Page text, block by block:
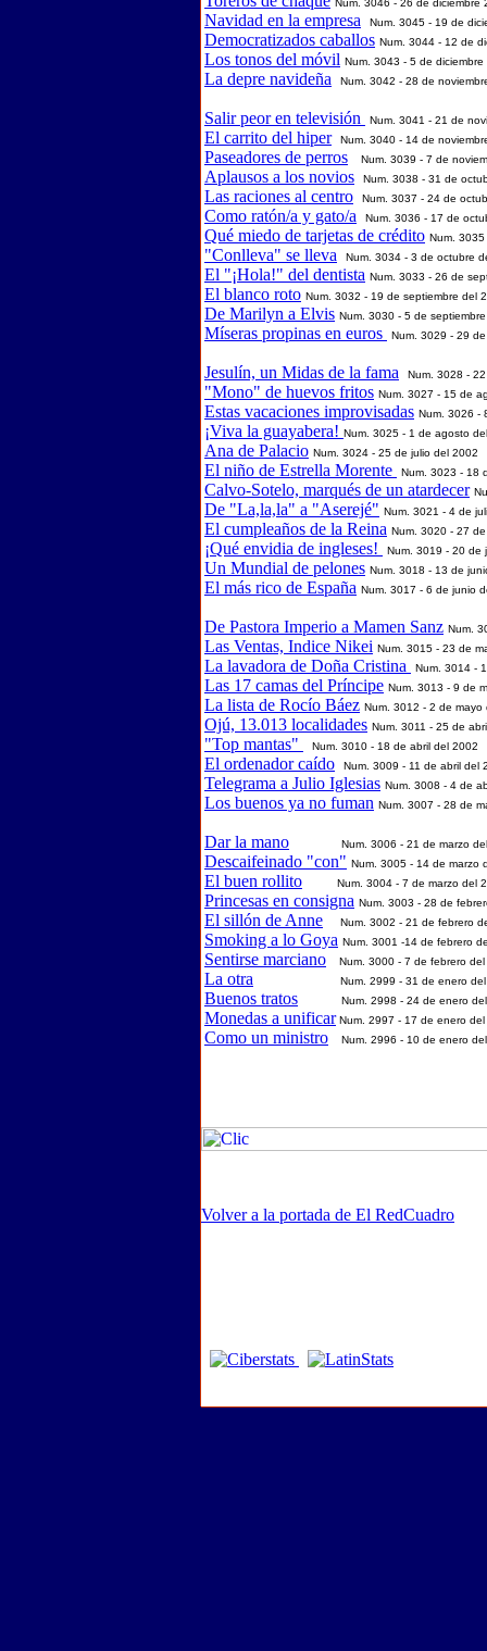
Num. 3046 - 26 de diciembre
Navidad en la empresa Num. 3045 - 19 de
Democratizados caballos Num. 3044 - 12 de
Los tonos del móvil Num. 3043 - 5 de diciembre
La depre navideña Num. 3042 - 28 de
Salir peor en televisión Num. 3041 - 21 de
El carrito del hiper Num. 3040 - 14 de
Paseadores de perros Num. 3039 - 7 de
Aplausos a los novios Num. 3038 - 31 de
Las raciones al centro Num. 3037 - 24 de
Como ratón/a y gato/a Num. 3036 - 17 de
Qué miedo de tarjetas de crédito Num.
"Conlleva" se lleva Num. 3034 - 3 de octubre
El "¡Hola!" del dentista Num. 3033 - 26 de
El blanco roto Num. 3032 - 19 de septiembre del
De Marilyn a Elvis Num. 3030 - 5 de
Míseras propinas en euros Num. 3029 - 29
Jesulín, un Midas de la fama Num. 3028 -
"Mono" de huevos fritos Num. 3027 - 15 de
Estas vacaciones improvisadas Num. 3026 -
¡Viva la guayabera! Num. 3025 - 1 de agosto
Ana de Palacio Num. 3024 - 25 de julio del 2002
El niño de Estrella Morente Num. 3023 - 18
Calvo-Sotelo, marqués de un atardecer
De "La,la,la" a "Aserejé" Num. 3021 - 4 de
El cumpleaños de la Reina Num. 3020 - 27
¡Qué envidia de ingleses! Num. 3019 - 20 de
Un Mundial de pelones Num. 3018 - 13 de
El más rico de España Num. 3017 - 6 de junio
De Pastora Imperio a Mamen Sanz Num.
Las Ventas, Indice Nikei Num. 3015 - 23 de
La lavadora de Doña Cristina Num. 3014 -
Las 17 camas del Príncipe Num. 3013 - 9 de
La lista de Rocío Báez Num. 3012 - 2 de mayo
Ojú, 13.013 localidades Num. 3011 - 25 de
"Top mantas" Num. 3010 - 18 de abril del 2002
El ordenador caído Num. 3009 - 11 de abril del
Telegrama a Julio Iglesias Num. 3008 - 4 de
Los buenos ya no fuman Num. 3007 - 28 de
Dar la mano Num. 3006 - 21 de marzo
Descaifeinado "con" Num. 3005 - 14 de marzo
El buen rollito Num. 3004 - 7 de marzo del
Princesas en consigna Num. 3003 - 28 de
El sillón de Anne Num. 3002 - 21 de febrero
Smoking a lo Goya Num. 3001 -14 de febrero
Sentirse marciano Num. 3000 - 7 de febrero
La otra Num. 2999 - 31 de enero
Buenos tratos Num. 2998 - 24 de enero
Monedas a unificarNum. 2997 - 17 de enero del
Como un ministro Num. 2996 - 10 de enero
Volver a la portada de El RedCuadro